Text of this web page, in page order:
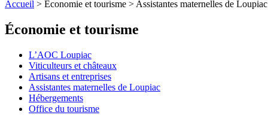
Accueil > Économie et tourisme > Assistantes maternelles de Loupiac
Économie et tourisme
L’AOC Loupiac
Viticulteurs et châteaux
Artisans et entreprises
Assistantes maternelles de Loupiac
Hébergements
Office du tourisme